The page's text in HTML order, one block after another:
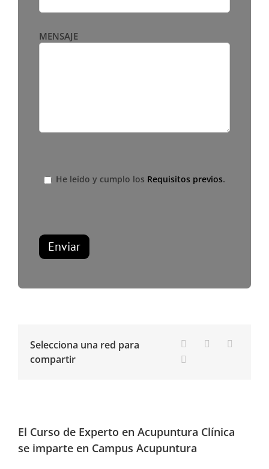
MENSAJE
He leído y cumplo los Requisitos previos.
Selecciona una red para
compartir
El Curso de Experto en Acupuntura Clínica
se imparte en Campus Acupuntura